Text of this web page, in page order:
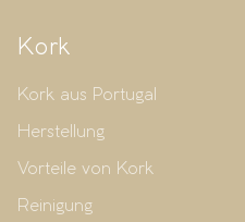
Kork
Kork aus Portugal
Herstellung
Vorteile von Kork
Reinigung